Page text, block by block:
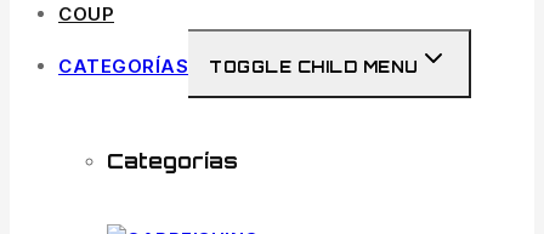
COUP
CATEGORÍAS TOGGLE CHILD MENU
Categorías